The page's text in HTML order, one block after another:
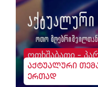
ოთხშაბათი -
აქტუალური
ერთად